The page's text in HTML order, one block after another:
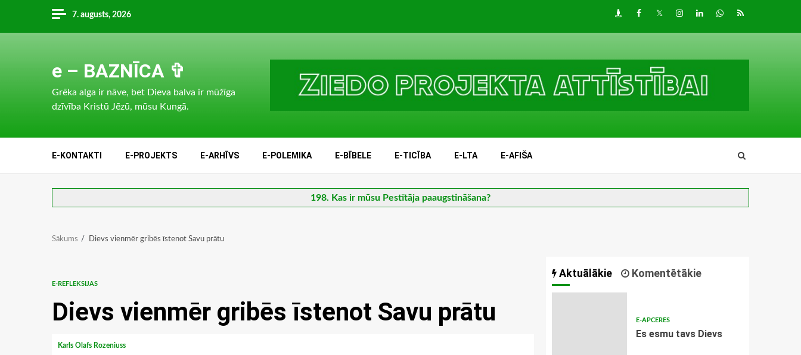
content
7. augusts, 2026 DraugiemFacebook
TwitterInstagram
LinkedInwhatsapp
RSS
e – BAZNĪCA ✞
Grēka alga ir nāve, bet Dieva balva ir mūžīga
dzīvība Kristū Jēzū, mūsu Kungā.
E-KONTAKTI E-PROJEKTS E-ARHĪVS E-POLEMIKA E-BĪBELE E-TICĪBA E-LTA E-AFIŠA
198. Kas ir mūsu Pestītāja paaugstināšana?
Sākums Dievs vienmēr gribēs īstenot Savu prātu
E-REFLEKSIJAS
Dievs vienmēr gribēs īstenot Savu prātu
Karls Olafs Rozeniuss
Aktuālākie Komentētākie
E-APCERES
Es esmu tavs Dievs